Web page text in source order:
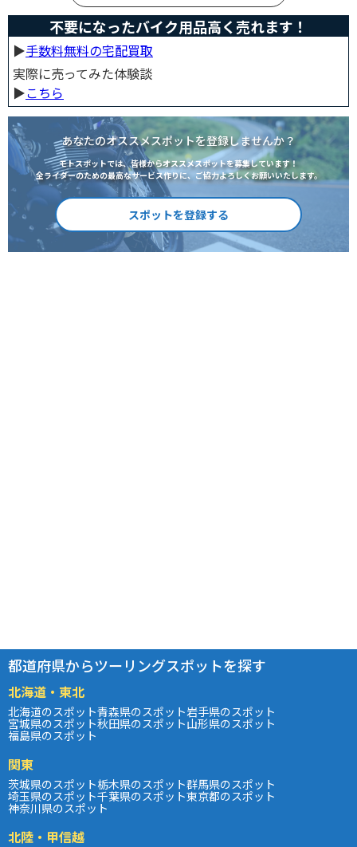
不要になったバイク用品高く売れます！
▶︎手数料無料の宅配買取
実際に売ってみた体験談
▶︎こちら
あなたのオススメスポットを登録しませんか？
モトスポットでは、皆様からオススメスポットを募集しています！
全ライダーのための最高なサービス作りに、ご協力よろしくお願いいたします。
スポットを登録する
都道府県からツーリングスポットを探す
北海道・東北
北海道のスポット青森県のスポット岩手県のスポット
宮城県のスポット秋田県のスポット山形県のスポット
福島県のスポット
関東
茨城県のスポット栃木県のスポット群馬県のスポット
埼玉県のスポット千葉県のスポット東京都のスポット
神奈川県のスポット
北陸・甲信越